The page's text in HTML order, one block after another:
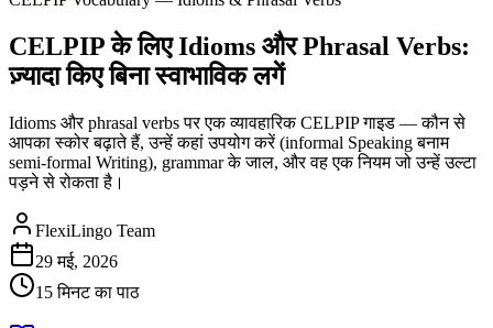
CELPIP के लिए Idioms और Phrasal Verbs:
ज़्यादा किए बिना स्वाभाविक लगें
Idioms और phrasal verbs पर एक व्यावहारिक CELPIP गाइड — कौन से
आपका स्कोर बढ़ाते हैं, उन्हें कहां उपयोग करें (informal Speaking बनाम
semi-formal Writing), grammar के जाल, और वह एक नियम जो उन्हें उल्टा
पड़ने से रोकता है।
FlexiLingo Team
29 मई, 2026
15 मिनट का पाठ